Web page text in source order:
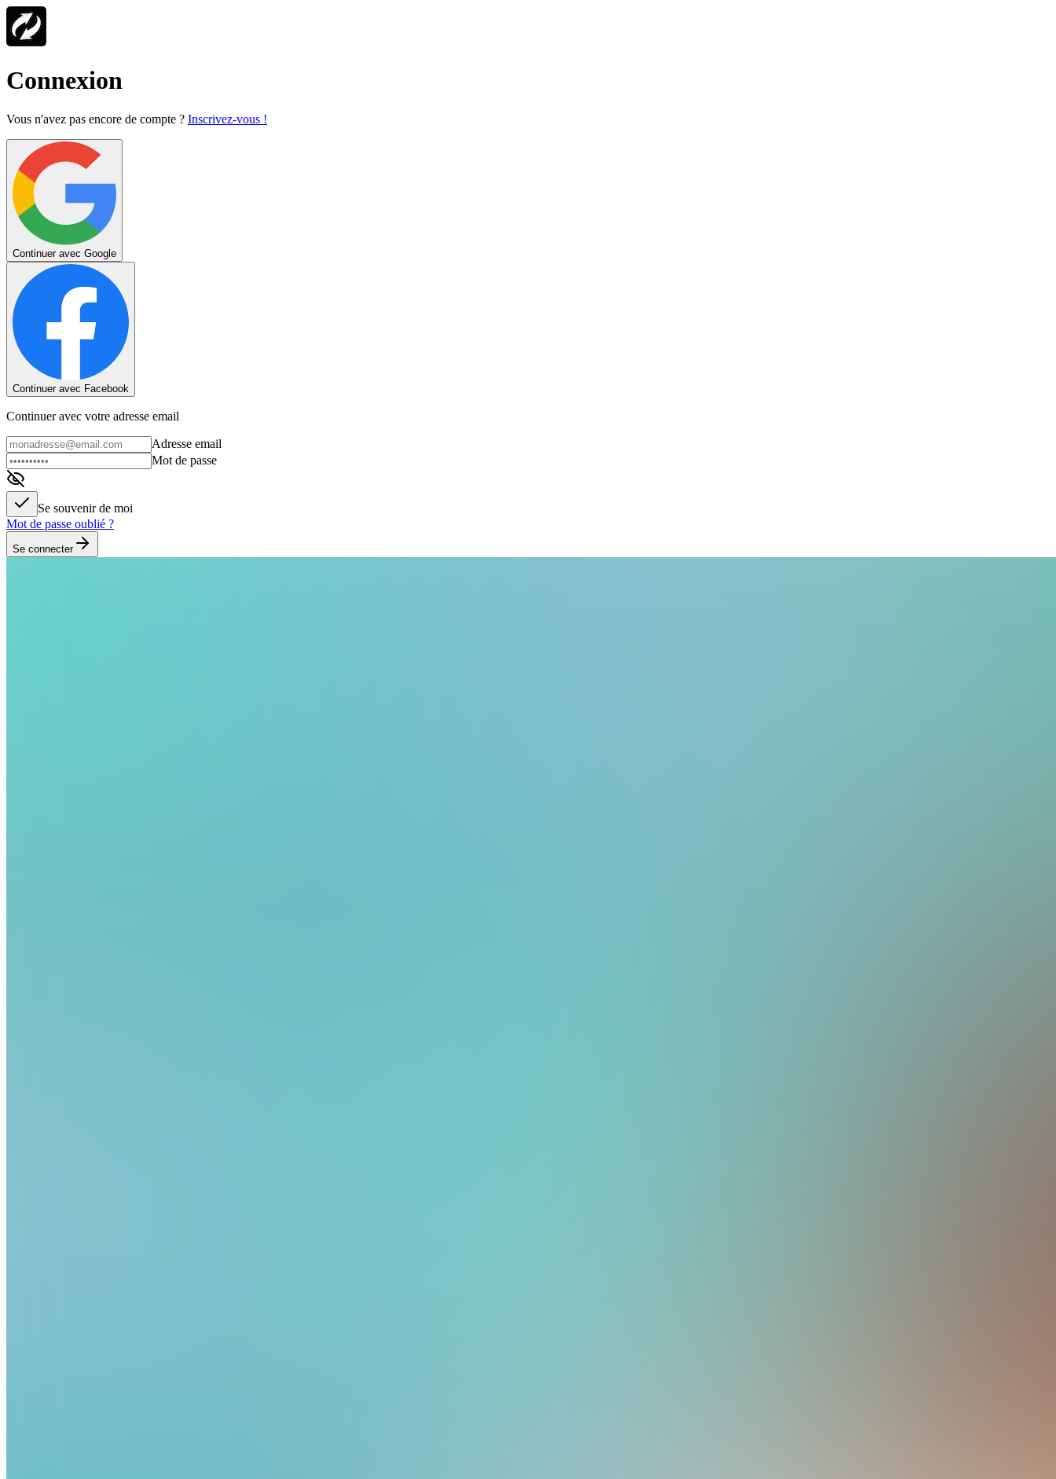
Connexion
Vous n'avez pas encore de compte ? Inscrivez-vous !
Continuer avec Google
Continuer avec Facebook
Continuer avec votre adresse email
Adresse email
Mot de passe
Se souvenir de moi
Mot de passe oublié ?
Se connecter